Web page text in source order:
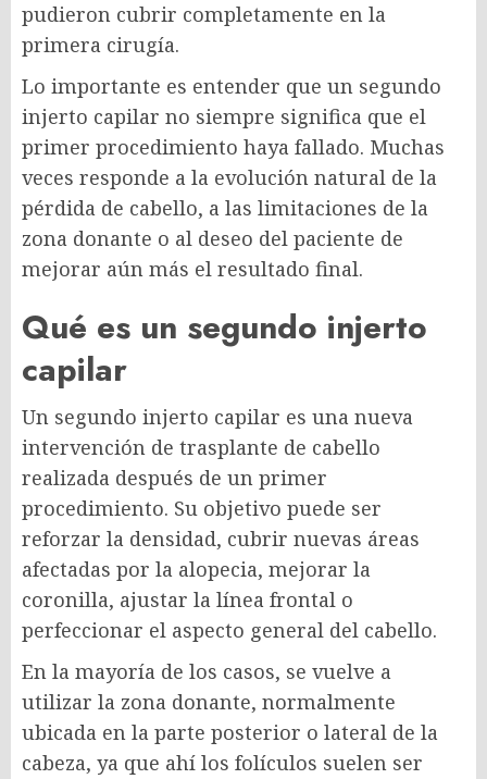
pudieron cubrir completamente en la
primera cirugía.
Lo importante es entender que un segundo
injerto capilar no siempre significa que el
primer procedimiento haya fallado. Muchas
veces responde a la evolución natural de la
pérdida de cabello, a las limitaciones de la
zona donante o al deseo del paciente de
mejorar aún más el resultado final.
Qué es un segundo injerto
capilar
Un segundo injerto capilar es una nueva
intervención de trasplante de cabello
realizada después de un primer
procedimiento. Su objetivo puede ser
reforzar la densidad, cubrir nuevas áreas
afectadas por la alopecia, mejorar la
coronilla, ajustar la línea frontal o
perfeccionar el aspecto general del cabello.
En la mayoría de los casos, se vuelve a
utilizar la zona donante, normalmente
ubicada en la parte posterior o lateral de la
cabeza, ya que ahí los folículos suelen ser